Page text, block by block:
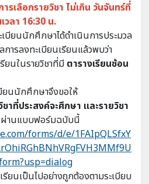
เลือกรายวิชา ไม่เกิน วันจันทร์ที่
วลา 16:30 น.
บียนนักศึกษาได้ดำเนินการประมวล
ารลงทะเบียนเรียนแล้วพบว่า
ยนในรายวิชาที่มี ตารางเรียนซ้อน
ยนนักศึกษาจึงขอให้
าที่ประสงค์จะศึกษา และรายวิชา
ผ่านแบบฟอร์มฉบับนี้
forms/d/e/1FAIpQLSfxY
รียนเป็นไปอย่างถูกต้องตามระเบียบ